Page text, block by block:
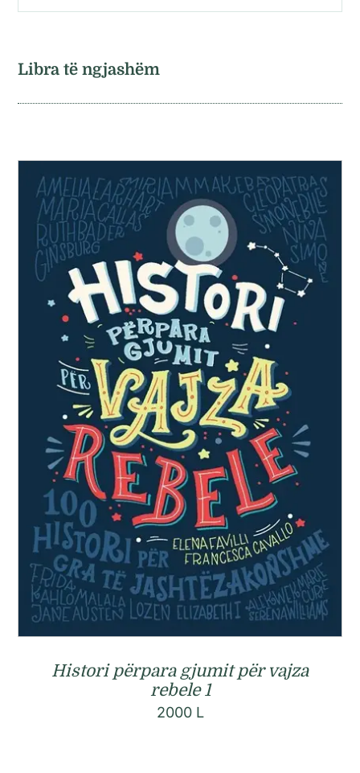
Libra të ngjashëm
Histori përpara gjumit për vajza
rebele 1
2000 L